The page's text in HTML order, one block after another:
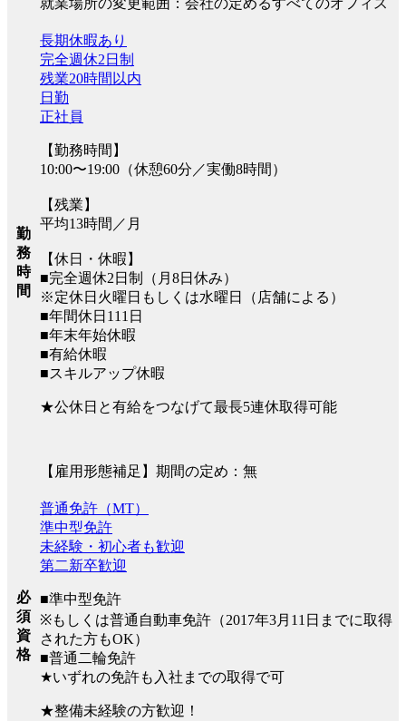
就業場所の変更範囲：会社の定めるすべてのオフィス
勤
務
時
間
長期休暇あり
完全週休2日制
残業20時間以内
日勤
正社員
【勤務時間】
10:00〜19:00（休憩60分／実働8時間）
【残業】
平均13時間／月
【休日・休暇】
■完全週休2日制（月8日休み）
※定休日火曜日もしくは水曜日（店舗による）
■年間休日111日
■年末年始休暇
■有給休暇
■スキルアップ休暇
★公休日と有給をつなげて最長5連休取得可能
【雇用形態補足】期間の定め：無
必
須
資
格
普通免許（MT）
準中型免許
未経験・初心者も歓迎
第二新卒歓迎
■準中型免許
※もしくは普通自動車免許（2017年3月11日までに取得
された方もOK）
■普通二輪免許
★いずれの免許も入社までの取得で可
★整備未経験の方歓迎！